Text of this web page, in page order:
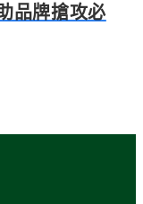
品牌搶攻必